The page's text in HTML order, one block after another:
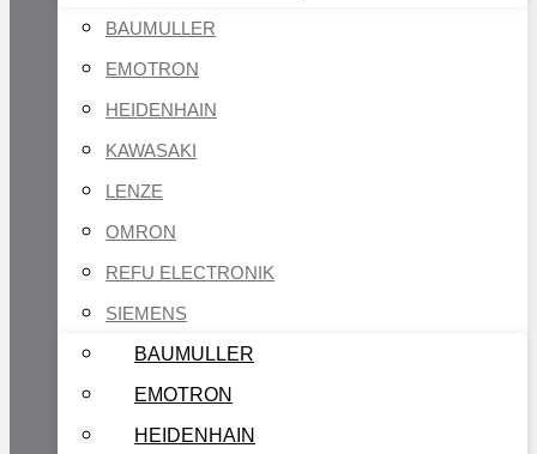
BAUMULLER
EMOTRON
HEIDENHAIN
KAWASAKI
LENZE
OMRON
REFU ELECTRONIK
SIEMENS
BAUMULLER
EMOTRON
HEIDENHAIN